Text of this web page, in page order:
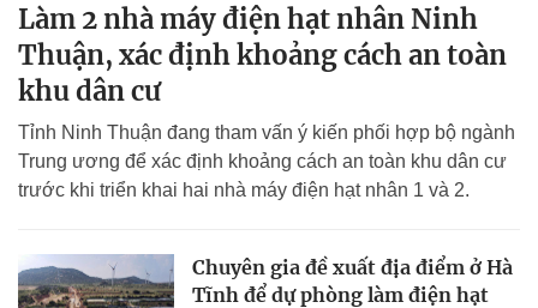
Làm 2 nhà máy điện hạt nhân Ninh
Thuận, xác định khoảng cách an toàn
khu dân cư
Tỉnh Ninh Thuận đang tham vấn ý kiến phối hợp bộ ngành
Trung ương để xác định khoảng cách an toàn khu dân cư
trước khi triển khai hai nhà máy điện hạt nhân 1 và 2.
Chuyên gia đề xuất địa điểm ở Hà
Tĩnh để dự phòng làm điện hạt